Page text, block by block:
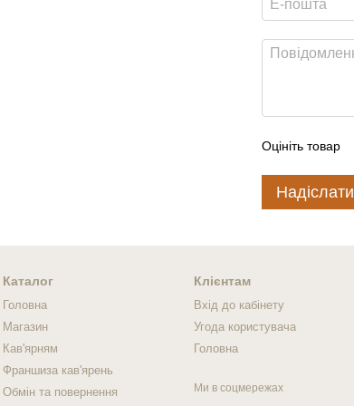
Оцініть товар
Надіслати
Каталог
Головна
Магазин
Кав'ярням
Франшиза кав'ярень
Обмін та повернення
Клієнтам
Вхід до кабінету
Угода користувача
Головна
Ми в соцмережах